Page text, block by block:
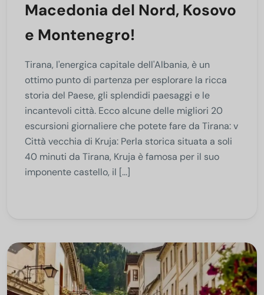
Macedonia del Nord, Kosovo
e Montenegro!
Tirana, l'energica capitale dell'Albania, è un
ottimo punto di partenza per esplorare la ricca
storia del Paese, gli splendidi paesaggi e le
incantevoli città. Ecco alcune delle migliori 20
escursioni giornaliere che potete fare da Tirana: v
Città vecchia di Kruja: Perla storica situata a soli
40 minuti da Tirana, Kruja è famosa per il suo
imponente castello, il [...]